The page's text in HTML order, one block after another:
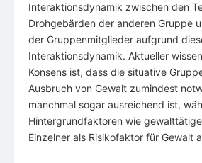
Interaktionsdynamik zwischen den
Drohgebärden der anderen Gruppe
der Gruppenmitglieder aufgrund
Interaktionsdynamik. Aktueller
Konsens ist, dass die situative
Ausbruch von Gewalt zumindest
manchmal sogar ausreichend ist,
Hintergrundfaktoren wie
Einzelner als Risikofaktor für Gewalt